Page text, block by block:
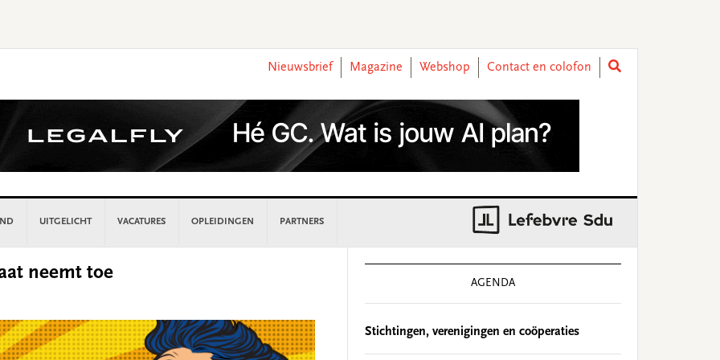
Nieuwsbrief
Magazine Webshop Contact en colofon
UITGELICHT VACATURES OPLEIDINGEN PARTNERS
neemt toe AGENDA
Stichtingen, verenigingen en coöperaties